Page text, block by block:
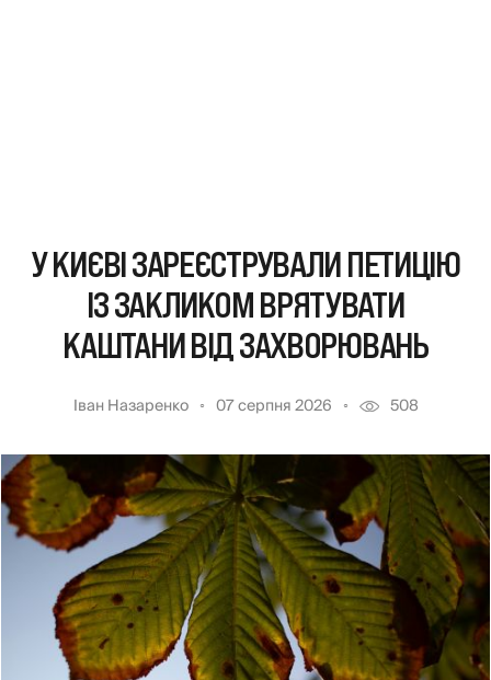
У КИЄВІ ЗАРЕЄСТРУВАЛИ ПЕТИЦІЮ
ІЗ ЗАКЛИКОМ ВРЯТУВАТИ
КАШТАНИ ВІД ЗАХВОРЮВАНЬ
Іван Назаренко 07 серпня 2026 508